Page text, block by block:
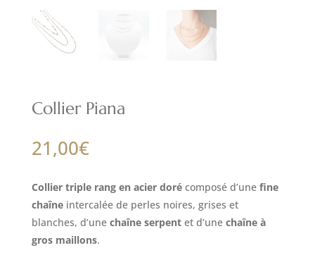
Collier Piana
21,00€
Collier triple rang en acier dorécomposé d’une fine
chaîneintercalée de perles noires, grises et
blanches, d’une chaîne serpentet d’une chaîne à
gros maillons.